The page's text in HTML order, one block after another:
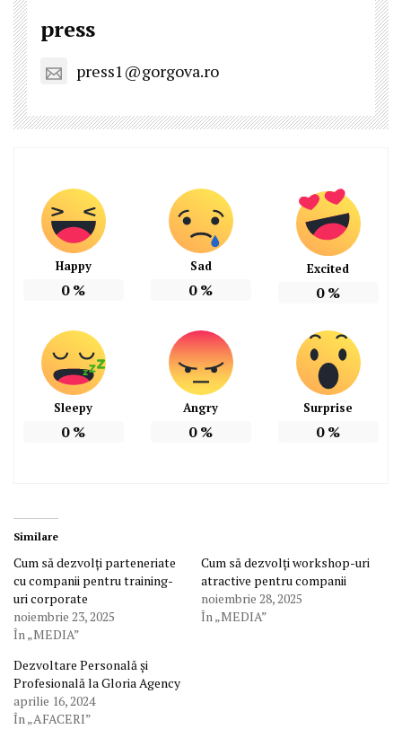
press
press1@gorgova.ro
Happy
0%
Sad
0%
Excited
0%
Sleepy
0%
Angry
0%
Surprise
0%
Similare
Cum să dezvolți parteneriate
cu companii pentru training-
uri corporate
noiembrie 23, 2025
În „MEDIA”
Cum să dezvolți workshop-uri
atractive pentru companii
noiembrie 28, 2025
În „MEDIA”
Dezvoltare Personală și
Profesională la Gloria Agency
aprilie 16, 2024
În „AFACERI”